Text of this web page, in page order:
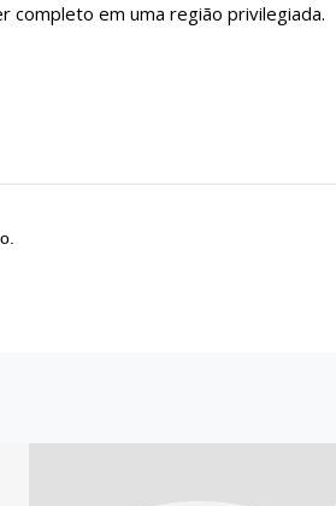
completo em uma região privilegiada.